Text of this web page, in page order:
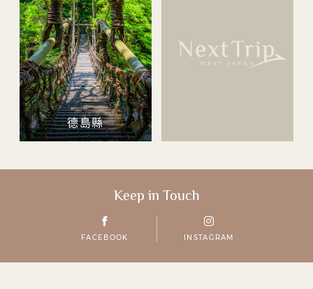
德島縣
Keep in Touch
FACEBOOK INSTAGRAM